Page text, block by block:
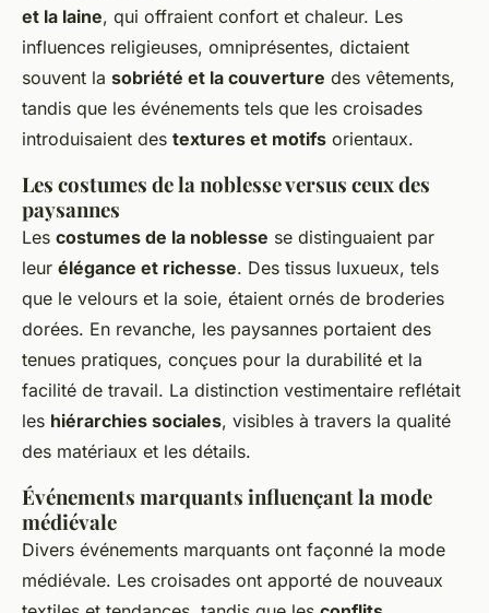
et la laine, qui offraient confort et chaleur. Les
influences religieuses, omniprésentes, dictaient
souvent la sobriété et la couverture des vêtements,
tandis que les événements tels que les croisades
introduisaient des textures et motifs orientaux.
Les costumes de la noblesse versus ceux des
paysannes
Les costumes de la noblesse se distinguaient par
leur élégance et richesse. Des tissus luxueux, tels
que le velours et la soie, étaient ornés de broderies
dorées. En revanche, les paysannes portaient des
tenues pratiques, conçues pour la durabilité et la
facilité de travail. La distinction vestimentaire reflétait
les hiérarchies sociales, visibles à travers la qualité
des matériaux et les détails.
Événements marquants influençant la mode
médiévale
Divers événements marquants ont façonné la mode
médiévale. Les croisades ont apporté de nouveaux